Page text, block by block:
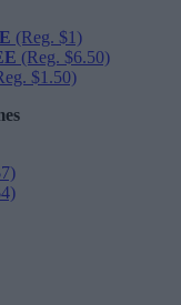
(Reg. $1)
(Reg. $6.50)
$1.50)